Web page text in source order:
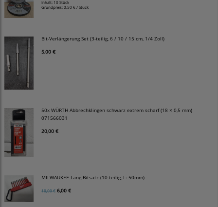
Inhalt: 10 Stück
Grundpreis:0,50 € / Stück
Bit-Verlängerung Set (3-teilig, 6 / 10 / 15 cm, 1/4 Zoll)
5,00 €
50x WÜRTH Abbrechklingen schwarz extrem scharf (18 × 0,5 mm)
071566031
20,00 €
MILWAUKEE Lang-Bitsatz (10-teilig, L: 50mm)
10,00 € 6,00 €